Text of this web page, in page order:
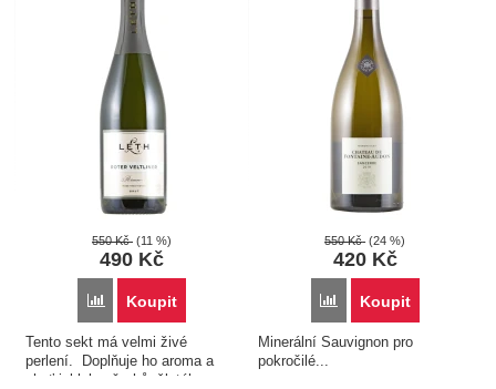
550Kč (11 %)
490 Kč
Porovnat
Koupit
Tento sekt má velmi živé
perlení. Doplňuje ho aroma a
chuť jablek, ořechů, žlutého a
550Kč (24 %)
420 Kč
Porovnat
Koupit
Minerální Sauvignon pro
pokročilé...